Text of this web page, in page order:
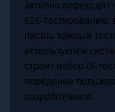
активно
писать каждый
используются
строят набор
поведение
разработчиков.